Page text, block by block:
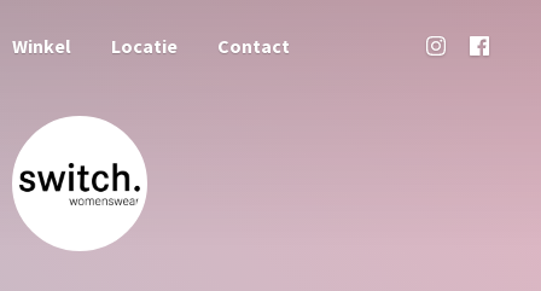
Winkel Locatie Contact